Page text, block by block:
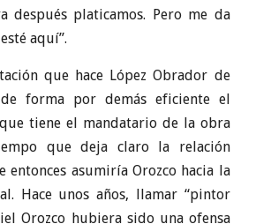
después platicamos. Pero me da
aquí”.
que hace López Obrador de
forma por demás eficiente el
tiene el mandatario de la obra
que deja claro la relación
entonces asumiría Orozco hacia la
Hace unos años, llamar “pintor
Orozco hubiera sido una ofensa